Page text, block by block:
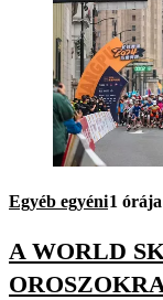
Egyéb egyéni1 órája
A WORLD